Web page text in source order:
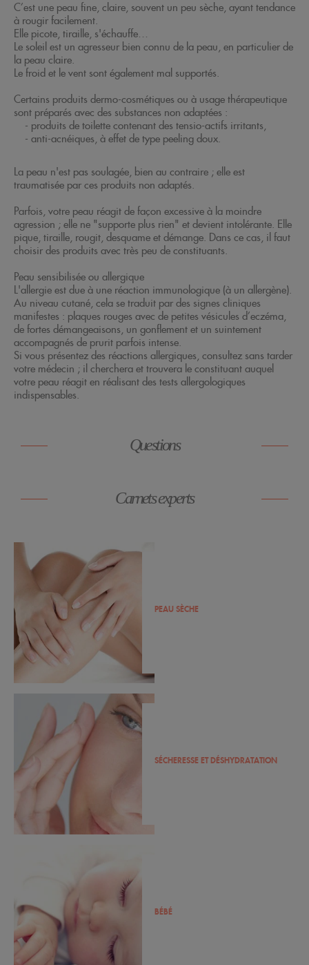
C’est une peau fine, claire, souvent un peu sèche, ayant tendance
à rougir facilement.
Elle picote, tiraille, s'échauffe…
Le soleil est un agresseur bien connu de la peau, en particulier de
la peau claire.
Le froid et le vent sont également mal supportés.
Certains produits dermo-cosmétiques ou à usage thérapeutique
sont préparés avec des substances non adaptées :
- produits de toilette contenant des tensio-actifs irritants,
- anti-acnéiques, à effet de type peeling doux.
La peau n'est pas soulagée, bien au contraire ; elle est
traumatisée par ces produits non adaptés.
Parfois, votre peau réagit de façon excessive à la moindre
agression ; elle ne "supporte plus rien" et devient intolérante. Elle
pique, tiraille, rougit, desquame et démange. Dans ce cas, il faut
choisir des produits avec très peu de constituants.
Peau sensibilisée ou allergique
L'allergie est due à une réaction immunologique (à un allergène).
Au niveau cutané, cela se traduit par des signes cliniques
manifestes : plaques rouges avec de petites vésicules d’eczéma,
de fortes démangeaisons, un gonflement et un suintement
accompagnés de prurit parfois intense.
Si vous présentez des réactions allergiques, consultez sans tarder
votre médecin ; il cherchera et trouvera le constituant auquel
votre peau réagit en réalisant des tests allergologiques
indispensables.
Questions
Carnets experts
PEAU SÈCHE
SÉCHERESSE ET DÉSHYDRATATION
BÉBÉ